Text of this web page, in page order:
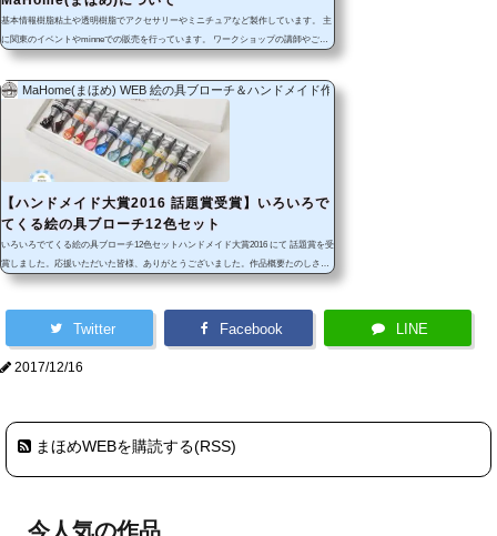
基本情報樹脂粘土や透明樹脂でアクセサリーやミニチュアなど製作しています。 主
に関東のイベントやminneでの販売を行っています。 ワークショップの講師やご依
頼の品物の制作も行っています。 お仕事のご依頼がありましたらこちらのページか
minnehttps://minne.com/@yuzupanda制作物絵の具ブローチやミニチュア、アクセサ
リーなどを制作しています。 個別の作品はこちらのページに載せています。実施企
画・参加イベント等イベントへの出展・委託情報はイベン...
MaHome(まほめ) WEB 絵の具ブローチ＆ハンドメイド作品
【ハンドメイド大賞2016 話題賞受賞】いろいろで
てくる絵の具ブローチ12色セット
いろいろでてくる絵の具ブローチ12色セットハンドメイド大賞2016 にて 話題賞を受
賞しました。応援いただいた皆様、ありがとうございました。作品概要たのしさい
ろいろ！とびだす12色の絵の具ブローチ今日はこの色、明日はあの色！わくわくを
2色の絵の具ブローチのセットを製作しました。チューブはひとつずつ磨いて着色。
Twitter Facebook LINE
2017/12/16
まほめWEBを購読する(RSS)
今人気の作品